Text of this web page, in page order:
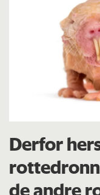
Derfor
de andre